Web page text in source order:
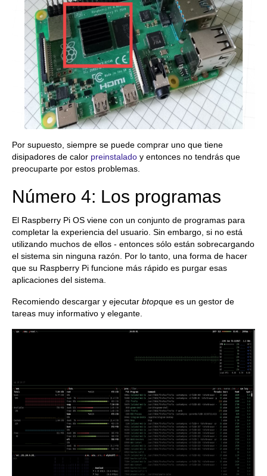
Por supuesto, siempre se puede comprar uno que tiene
disipadores de calor preinstalado y entonces no tendrás que
preocuparte por estos problemas.
Número 4: Los programas
El Raspberry Pi OS viene con un conjunto de programas para
completar la experiencia del usuario. Sin embargo, si no está
utilizando muchos de ellos - entonces sólo están sobrecargando
el sistema sin ninguna razón. Por lo tanto, una forma de hacer
que su Raspberry Pi funcione más rápido es purgar esas
aplicaciones del sistema.
Recomiendo descargar y ejecutar btopque es un gestor de
tareas muy informativo y elegante.